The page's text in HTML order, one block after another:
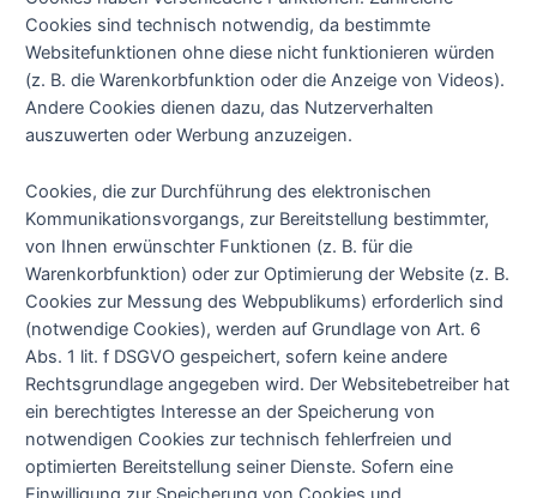
Cookies sind technisch notwendig, da bestimmte
Websitefunktionen ohne diese nicht funktionieren würden
(z. B. die Warenkorbfunktion oder die Anzeige von Videos).
Andere Cookies dienen dazu, das Nutzerverhalten
auszuwerten oder Werbung anzuzeigen.
Cookies, die zur Durchführung des elektronischen
Kommunikationsvorgangs, zur Bereitstellung bestimmter,
von Ihnen erwünschter Funktionen (z. B. für die
Warenkorbfunktion) oder zur Optimierung der Website (z. B.
Cookies zur Messung des Webpublikums) erforderlich sind
(notwendige Cookies), werden auf Grundlage von Art. 6
Abs. 1 lit. f DSGVO gespeichert, sofern keine andere
Rechtsgrundlage angegeben wird. Der Websitebetreiber hat
ein berechtigtes Interesse an der Speicherung von
notwendigen Cookies zur technisch fehlerfreien und
optimierten Bereitstellung seiner Dienste. Sofern eine